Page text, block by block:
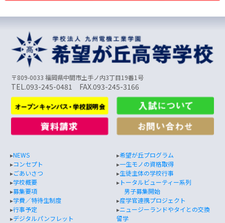
〒809-0033 福岡県中間市土手ノ内3丁目19番1号
TEL.093-245-0481 FAX.093-245-3166
▸NEWS
▸コンセプト
▸ごあいさつ
▸学校概要
▸募集要項
▸学費／特待生制度
▸行事予定
▸デジタルパンフレット
▸希望が丘プログラム
▸一生モノの資格取得
▸生徒主体の学校行事
▸トータルビューティー系列
男子募集開始
▸産学官連携プロジェクト
▸ニュージーランドやタイとの交換
留学